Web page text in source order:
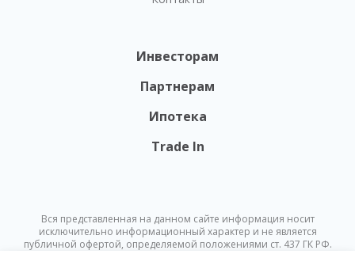
Инвесторам
Партнерам
Ипотека
Trade In
Вся представленная на данном сайте информация носит
исключительно информационный характер и не является
публичной офертой, определяемой положениями ст. 437 ГК РФ.